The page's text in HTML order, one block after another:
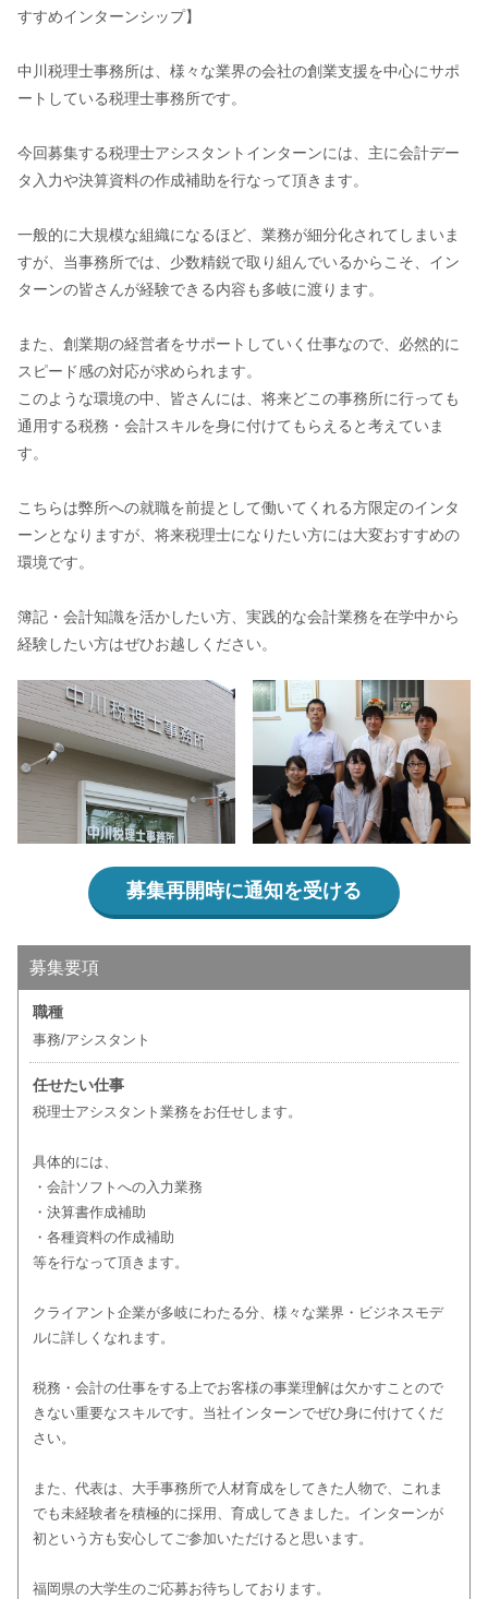
すすめインターンシップ】
中川税理士事務所は、様々な業界の会社の創業支援を中心にサポ
ートしている税理士事務所です。
今回募集する税理士アシスタントインターンには、主に会計デー
タ入力や決算資料の作成補助を行なって頂きます。
一般的に大規模な組織になるほど、業務が細分化されてしまいま
すが、当事務所では、少数精鋭で取り組んでいるからこそ、イン
ターンの皆さんが経験できる内容も多岐に渡ります。
また、創業期の経営者をサポートしていく仕事なので、必然的に
スピード感の対応が求められます。
このような環境の中、皆さんには、将来どこの事務所に行っても
通用する税務・会計スキルを身に付けてもらえると考えていま
す。
こちらは弊所への就職を前提として働いてくれる方限定のインタ
ーンとなりますが、将来税理士になりたい方には大変おすすめの
環境です。
簿記・会計知識を活かしたい方、実践的な会計業務を在学中から
経験したい方はぜひお越しください。
募集再開時に通知を受ける
募集要項
職種
事務/アシスタント
任せたい仕事
税理士アシスタント業務をお任せします。
具体的には、
・会計ソフトへの入力業務
・決算書作成補助
・各種資料の作成補助
等を行なって頂きます。
クライアント企業が多岐にわたる分、様々な業界・ビジネスモデ
ルに詳しくなれます。
税務・会計の仕事をする上でお客様の事業理解は欠かすことので
きない重要なスキルです。当社インターンでぜひ身に付けてくだ
さい。
また、代表は、大手事務所で人材育成をしてきた人物で、これま
でも未経験者を積極的に採用、育成してきました。インターンが
初という方も安心してご参加いただけると思います。
福岡県の大学生のご応募お待ちしております。